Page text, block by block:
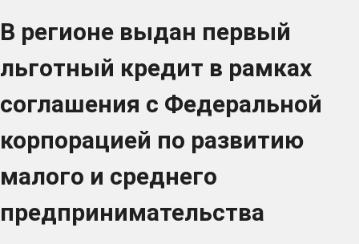
В регионе выдан первый
льготный кредит в рамках
соглашения с Федеральной
корпорацией по развитию
малого и среднего
предпринимательства